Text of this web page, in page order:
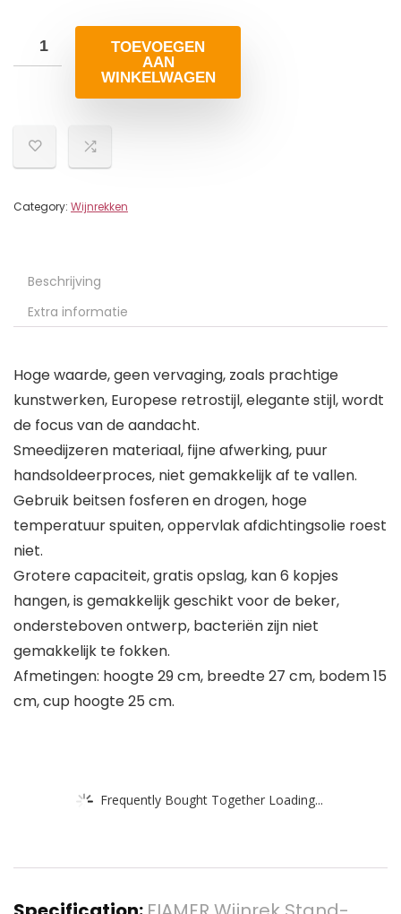
TOEVOEGEN
AAN
WINKELWAGEN
Category: Wijnrekken
Beschrijving
Extra informatie
Hoge waarde, geen vervaging, zoals prachtige
kunstwerken, Europese retrostijl, elegante stijl, wordt
de focus van de aandacht.
Smeedijzeren materiaal, fijne afwerking, puur
handsoldeerproces, niet gemakkelijk af te vallen.
Gebruik beitsen fosferen en drogen, hoge
temperatuur spuiten, oppervlak afdichtingsolie roest
niet.
Grotere capaciteit, gratis opslag, kan 6 kopjes
hangen, is gemakkelijk geschikt voor de beker,
ondersteboven ontwerp, bacteriën zijn niet
gemakkelijk te fokken.
Afmetingen: hoogte 29 cm, breedte 27 cm, bodem 15
cm, cup hoogte 25 cm.
Frequently Bought Together Loading...